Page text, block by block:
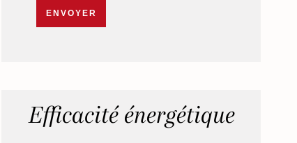
ENVOYER
Efficacité énergétique